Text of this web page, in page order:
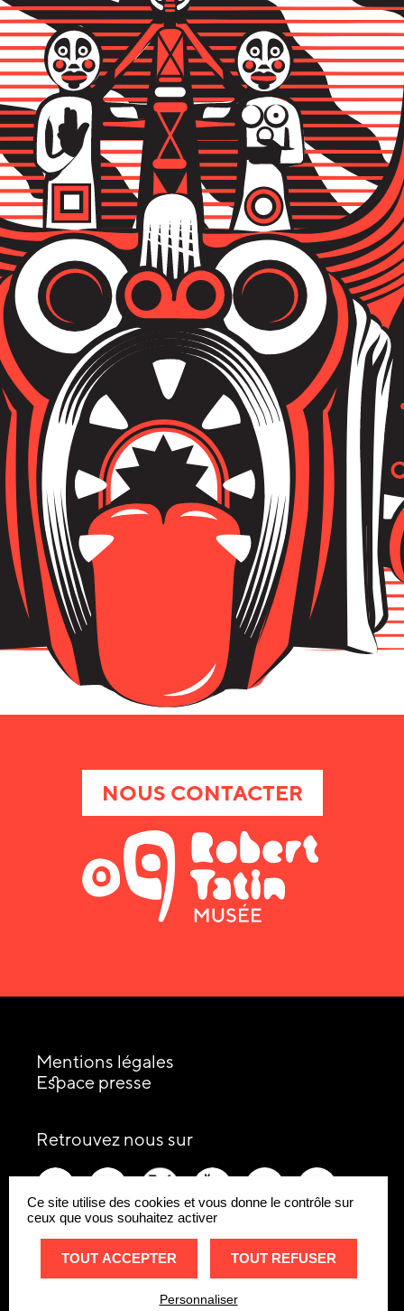
NOUS CONTACTER
Mentions légales
Espace presse
Retrouvez nous surles
sociaux
:
picto-
picto-
picto-
twitter
picto-
picto-
picto-
Ce site utilise des cookies et vous donne le contrôle sur
ceux que vous souhaitez activer
TOUT ACCEPTER TOUT REFUSER
Personnaliser